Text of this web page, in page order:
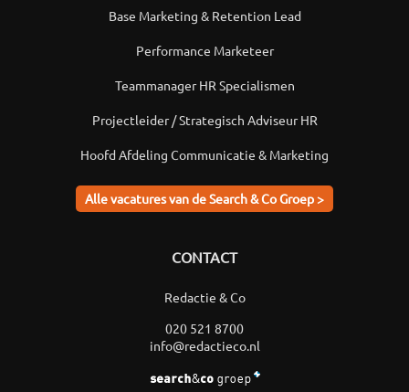
Base Marketing & Retention Lead
Performance Marketeer
Teammanager HR Specialismen
Projectleider / Strategisch Adviseur HR
Hoofd Afdeling Communicatie & Marketing
Alle vacatures van de Search & Co Groep >
CONTACT
Redactie & Co
020 521 8700
info@redactieco.nl